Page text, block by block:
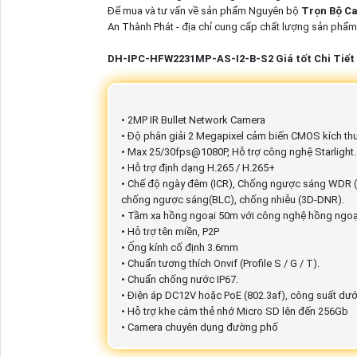
Để mua và tư vấn về sản phẩm Nguyên bộ Trọn Bộ
An Thành Phát - địa chỉ cung cấp chất lượng sản
DH-IPC-HFW2231MP-AS-I2-B-S2 Giá tốt Chi
• 2MP IR Bullet Network Camera
• Độ phân giải 2 Megapixel cảm biến CMOS kích
• Max 25/30fps@1080P, Hỗ trợ công nghệ Starlight.
• Hỗ trợ định dạng H.265 / H.265+
• Chế độ ngày đêm (ICR), Chống ngược sáng
chống ngược sáng(BLC), chống nhiễu (3D-DNR).
• Tầm xa hồng ngoại 50m với công nghệ hồng
• Hỗ trợ tên miền, P2P
• Ống kính cố định 3.6mm
• Chuẩn tương thích Onvif (Profile S / G / T).
• Chuẩn chống nước IP67.
• Điện áp DC12V hoặc PoE (802.3af), công suất
• Hỗ trợ khe cắm thẻ nhớ Micro SD lên đến 256Gb
• Camera chuyên dụng đường phố